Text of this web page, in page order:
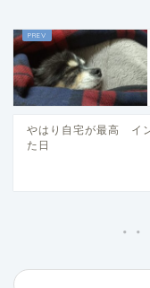
やはり自宅が最高 イ
た日